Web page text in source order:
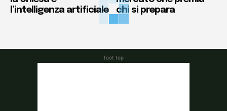
l’intelligenza artificiale
chi si prepara
foot top